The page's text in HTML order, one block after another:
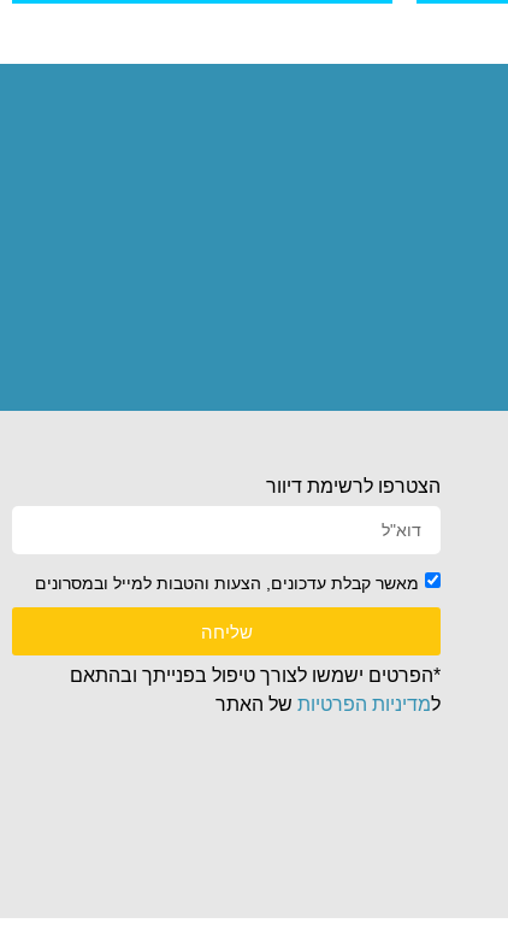
הצטרפו לרשימת דיוור
מאשר קבלת עדכונים, הצעות והטבות למייל ובמסרונים
שליחה
*הפרטים ישמשו לצורך טיפול בפנייתך ובהתאם
למדיניות הפרטיותשל האתר